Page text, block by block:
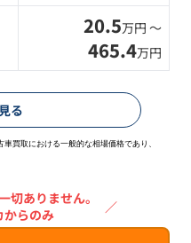
20.5万円 〜
465.4万円
る
買取における一般的な相場価格であり、
切ありません。
からのみ
／